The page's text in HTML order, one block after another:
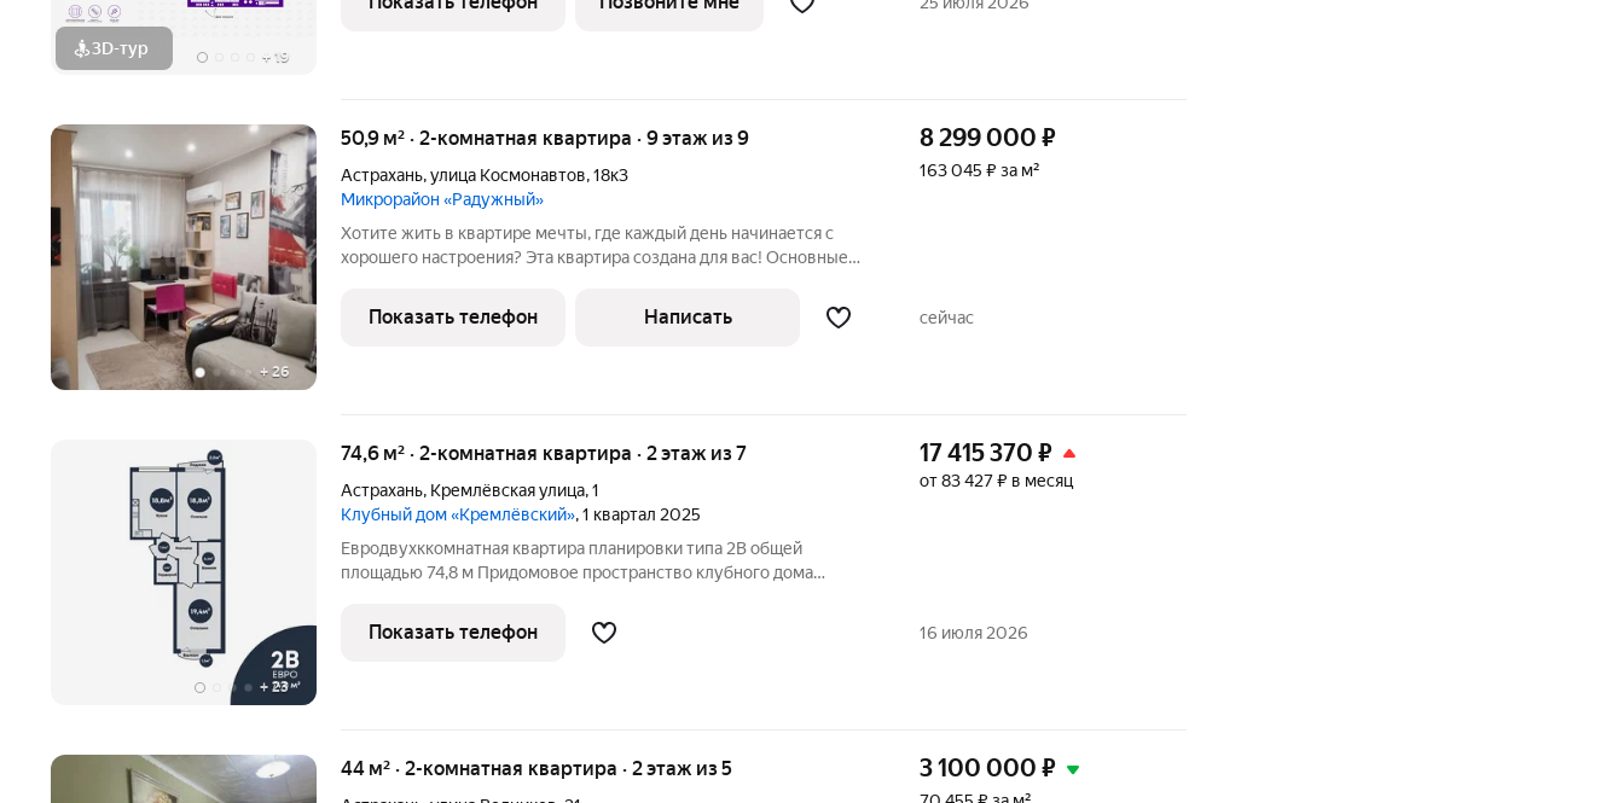
3D-тур + 19
можете
+ 26
50,9 м² · 2-комнатная квартира · 9 этаж из 9
Астрахань,улица Космонавтов,18к3
Микрорайон «Радужный»
Хотите жить в квартире мечты, где каждый день начинается с
хорошего настроения? Эта квартира создана для вас! Основные
постройки дома: 2013; -тип дома: кирпичный (очень тёплый);
8 299 000 ₽
163 045 ₽ за м²
Показать телефон Написать сейчас
+ 23
74,6 м² · 2-комнатная квартира · 2 этаж из 7
Астрахань, Кремлёвская улица,1
Клубный дом «Кремлёвский», 1 квартал 2025
Евродвухккомнатная квартира планировки типа 2В общей
площадью 74,8 м Придомовое пространство клубного дома
паркинг на 53 парковочных места Детские площадки Зона work-
out и business lounge
17 415 370 ₽
от 83 427 ₽ в месяц
Показать телефон 16 июля 2026
44 м² · 2-комнатная квартира · 2 этаж из 5 3 100 000 ₽